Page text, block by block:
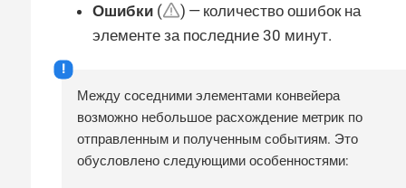
Ошибки (
) — количество ошибок на
элементе за последние 30 минут.
Между соседними элементами конвейера
возможно небольшое расхождение метрик по
отправленным и полученным событиям. Это
обусловлено следующими особенностями: